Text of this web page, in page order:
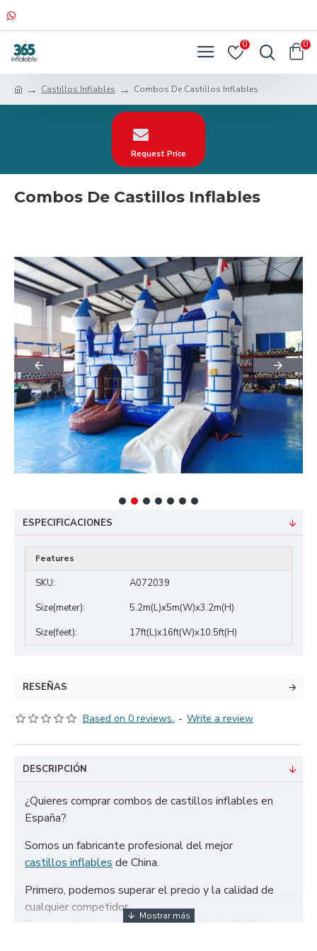
0 0
Castillos Inflables Combos De Castillos Inflables
Request Price
Combos De Castillos Inflables
ESPECIFICACIONES
Features
SKU:
A072039
Size(meter):
5.2m(L)x5m(W)x3.2m(H)
Size(feet):
17ft(L)x16ft(W)x10.5ft(H)
RESEÑAS
Based on 0 reviews. - Write a review
DESCRIPCIÓN
¿Quieres comprar combos de castillos inflables en
España?
Somos un fabricante profesional del mejor
castillos inflables de China.
Primero, podemos superar el precio y la calidad de
cualquier competidor.
En segundo lugar, solo utilizamos tela de PVC de